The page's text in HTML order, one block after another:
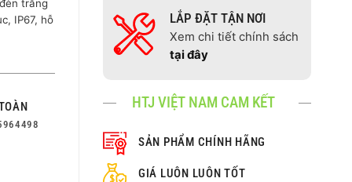
LẮP ĐẶT TẬN NƠI
Xem chi tiết chính sách
tại đây
HTJ VIỆT NAM CAM KẾT
SẢN PHẨM CHÍNH HÃNG
GIÁ LUÔN LUÔN TỐT
trắng
IP67, hỗ